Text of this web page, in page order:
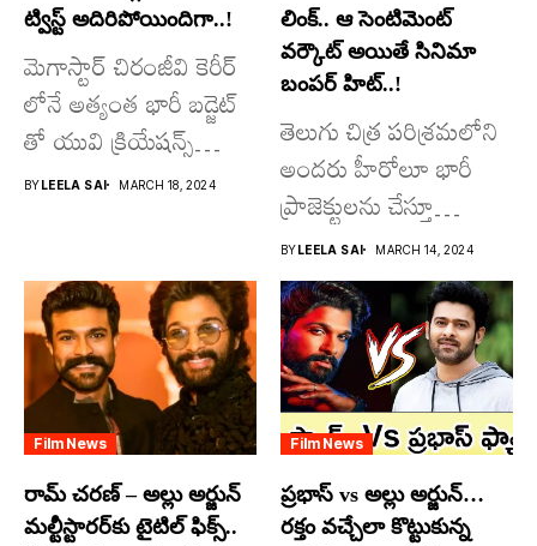
ట్విస్ట్ అదిరిపోయిందిగా..!
మెగాస్టార్ చిరంజీవి కెరీర్
లోనే అత్యంత భారీ బడ్జెట్
తో యువి క్రియేషన్స్
రూపొందిస్తున్న
BYLEELA SAI MARCH 18, 2024
లింక్.. ఆ సెంటిమెంట్
వర్కౌట్ అయితే సినిమా
బంపర్ హిట్..!
తెలుగు చిత్ర పరిశ్రమలోని
అందరు హీరోలూ భారీ
ప్రాజెక్టులను చేస్తూ
దూసుకుపోతోన్నారు.
అందులో కొందరు
మాత్రమే...
BYLEELA SAI MARCH 14, 2024
Film News
రామ్ చరణ్ – అల్లు అర్జున్
మల్టీస్టారర్​కు టైటిల్ ఫిక్స్..
Film News
ప్రభాస్ vs అల్లు అర్జున్…
రక్తం వచ్చేలా కొట్టుకున్న